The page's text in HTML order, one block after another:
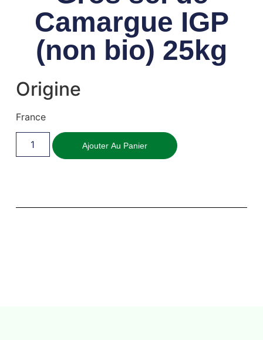
Camargue IGP
(non bio) 25kg
Origine
France
Ajouter Au Panier